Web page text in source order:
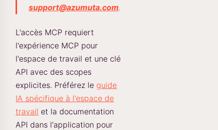
support@azumuta.com.
L'accès MCP requiert
l'expérience MCP pour
l'espace de travail et une clé
API avec des scopes
explicites. Préférez le guide
IA spécifique à l'espace de
travail et la documentation
API dans l'application pour